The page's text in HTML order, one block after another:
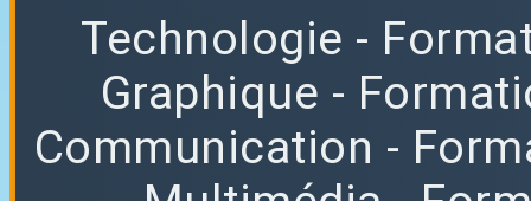
Technologie -
Graphique -
Communication -